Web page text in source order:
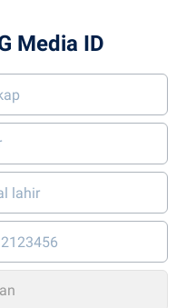
Media ID